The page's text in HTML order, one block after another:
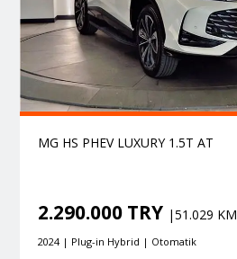
MG HS PHEV LUXURY 1.5T AT
2.290.000 TRY |51.029 KM
2024 | Plug-in Hybrid | Otomatik